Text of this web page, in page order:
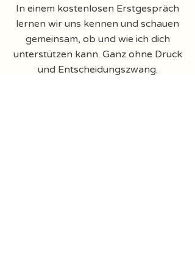
In einem kostenlosen Erstgespräch
lernen wir uns kennen und schauen
gemeinsam, ob und wie ich dich
unterstützen kann. Ganz ohne Druck
und Entscheidungszwang.